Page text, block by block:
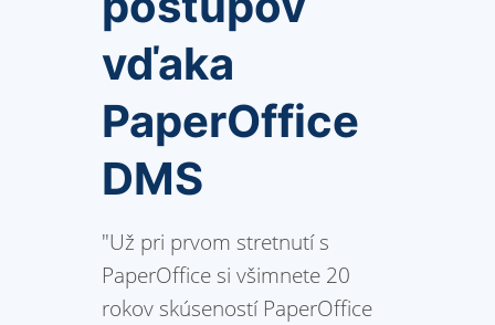
vďaka
PaperOffice
DMS
"Už pri prvom stretnutí s
PaperOffice si všimnete 20
rokov skúseností PaperOffice